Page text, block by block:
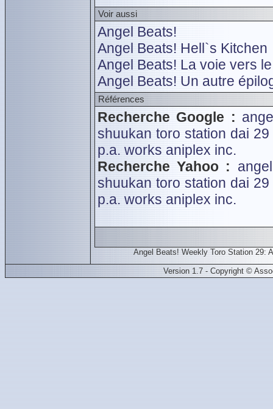
Voir aussi
Angel Beats!
Angel Beats! Hell`s Kitchen
Angel Beats! La voie vers
Angel Beats! Un autre
Références
Recherche Google :
shuukan toro station dai
p.a. works aniplex inc.
Recherche Yahoo :
shuukan toro station dai
p.a. works aniplex inc.
Angel Beats! Weekly Toro Station 29:
Version 1.7 - Copyright ©